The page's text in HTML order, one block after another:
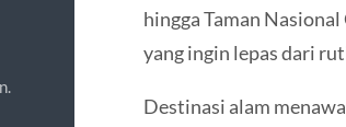
hingga Taman
yang ingin lepas dari
Destinasi alam